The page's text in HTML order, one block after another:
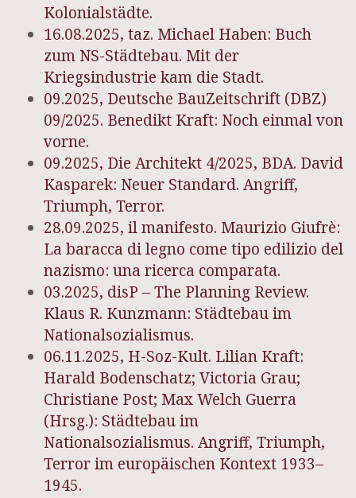
Kolonialstädte.
16.08.2025, taz. Michael Haben: Buch
zum NS-Städtebau. Mit der
Kriegsindustrie kam die Stadt.
09.2025, Deutsche BauZeitschrift (DBZ)
09/2025. Benedikt Kraft: Noch einmal von
vorne.
09.2025, Die Architekt 4/2025, BDA. David
Kasparek: Neuer Standard. Angriff,
Triumph, Terror.
28.09.2025, il manifesto. Maurizio Giufrè:
La baracca di legno come tipo edilizio del
nazismo: una ricerca comparata.
03.2025, disP – The Planning Review.
Klaus R. Kunzmann: Städtebau im
Nationalsozialismus.
06.11.2025, H-Soz-Kult. Lilian Kraft:
Harald Bodenschatz; Victoria Grau;
Christiane Post; Max Welch Guerra
(Hrsg.): Städtebau im
Nationalsozialismus. Angriff, Triumph,
Terror im europäischen Kontext 1933–
1945.